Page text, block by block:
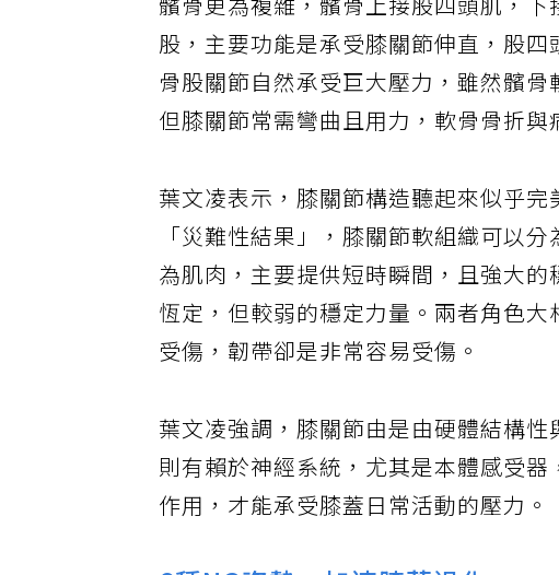
髕骨更為複雜，髕骨上接股四頭肌，
股，主要功能是承受膝關節伸直，股
骨股關節自然承受巨大壓力，雖然髕
但膝關節常需彎曲且用力，軟骨骨折與
葉文凌表示，膝關節構造聽起來似乎
「災難性結果」，膝關節軟組織可以
為肌肉，主要提供短時瞬間，且強大
恆定，但較弱的穩定力量。兩者角色
受傷，韌帶卻是非常容易受傷。
葉文凌強調，膝關節由是由硬體結構
則有賴於神經系統，尤其是本體感受
作用，才能承受膝蓋日常活動的壓力。